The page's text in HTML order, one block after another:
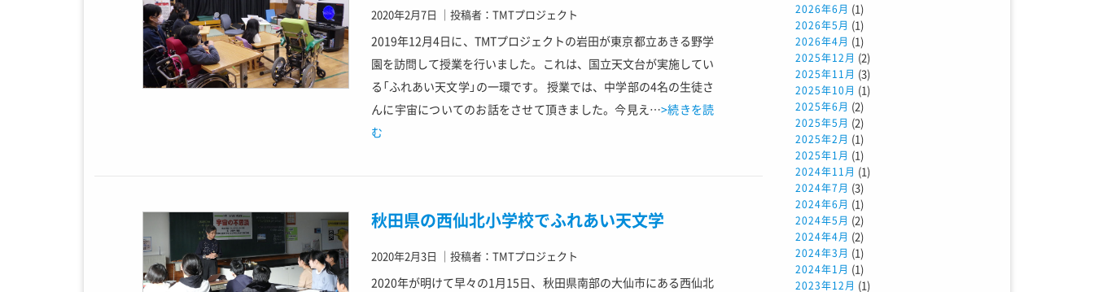
2020年2月7日 ｜ 投稿者：TMTプロジェクト
2019年12月4日に、TMTプロジェクトの岩田が東京都立あきる野学
園を訪問して授業を行いました。これは、国立天文台が実施してい
る「ふれあい天文学」の一環です。 授業では、中学部の4名の生徒さ
んに宇宙についてのお話をさせて頂きました。今見え…>続きを読
む
秋田県の西仙北小学校でふれあい天文学
2020年2月3日 ｜ 投稿者：TMTプロジェクト
2020年が明けて早々の1月15日、秋田県南部の大仙市にある西仙北
2026年6月 (1)
2026年5月 (1)
2026年4月 (1)
2025年12月 (2)
2025年11月 (3)
2025年10月 (1)
2025年6月 (2)
2025年5月 (2)
2025年2月 (1)
2025年1月 (1)
2024年11月 (1)
2024年7月 (3)
2024年6月 (1)
2024年5月 (2)
2024年4月 (2)
2024年3月 (1)
2024年1月 (1)
2023年12月 (1)